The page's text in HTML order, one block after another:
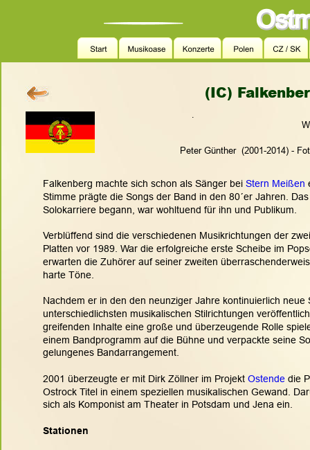
(IC)
Peter Günther  (2001-2014) -
.
Falkenberg machte sich schon als Sänger bei Stern Meißen
Stimme prägte die Songs der Band in den 80´er Jahren.
Solokarriere begann, war wohltuend für ihn und Publikum.
Verblüffend sind die verschiedenen Musikrichtungen der
Platten vor 1989. War die erfolgreiche erste Scheibe im
erwarten die Zuhörer auf seiner zweiten
harte Töne.
Nachdem er in den den neunziger Jahre kontinuierlich
unterschiedlichsten musikalischen Stilrichtungen
greifenden Inhalte eine große und überzeugende Rolle
einem Bandprogramm auf die Bühne und verpackte seine
gelungenes Bandarrangement.
2001 überzeugte er mit Dirk Zöllner im Projekt Ostende die
Ostrock Titel in einem speziellen musikalischen Gewand.
sich als Komponist am Theater in Potsdam und Jena ein.
Stationen